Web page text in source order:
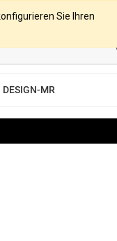
Sie Ihren
DESIGN-MR